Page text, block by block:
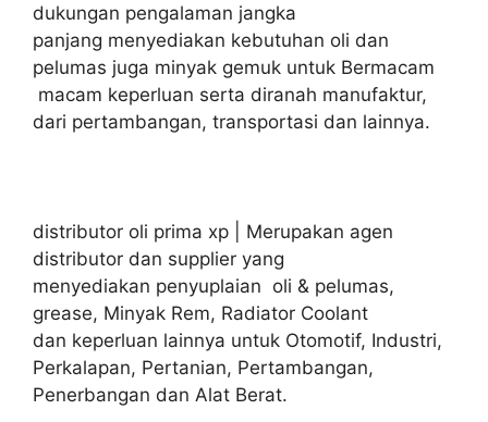
dukungan pengalaman jangka
panjang menyediakan kebutuhan oli dan
pelumas juga minyak gemuk untuk Bermacam
macam keperluan serta diranah manufaktur,
dari pertambangan, transportasi dan lainnya.
distributor oli prima xp | Merupakan agen
distributor dan supplier yang
menyediakan penyuplaian oli & pelumas,
grease, Minyak Rem, Radiator Coolant
dan keperluan lainnya untuk Otomotif, Industri,
Perkalapan, Pertanian, Pertambangan,
Penerbangan dan Alat Berat.